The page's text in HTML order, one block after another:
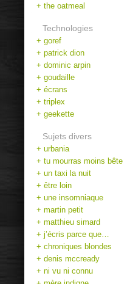
+ the oatmeal
Technologies
+ goref
+ patrick dion
+ dominic arpin
+ goudaille
+ écrans
+ triplex
+ geekette
Sujets divers
+ urbania
+ tu mourras moins bête
+ un taxi la nuit
+ être loin
+ une insomniaque
+ martin petit
+ matthieu simard
+ j’écris parce que…
+ chroniques blondes
+ denis mccready
+ ni vu ni connu